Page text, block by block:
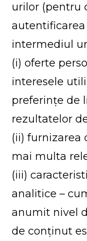
urilor (pentru
intermediul
(i) oferte
interesele
preferințe de
rezultatelor
(ii) furnizarea
mai multa
(iii)
analitice –
anumit nivel
de conținut